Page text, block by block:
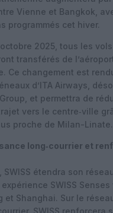
Vienne et Bangkok,
programmés cet hiver.
2025, tous les
transférés de
Ce changement est
d’ITA Airways,
et permettra de
vers le centre‑ville
proche de Milan-Linate.
long‑courrier et
SWISS étendra son
SWISS Senses
et Shanghai. Sur le
SWISS renforcera